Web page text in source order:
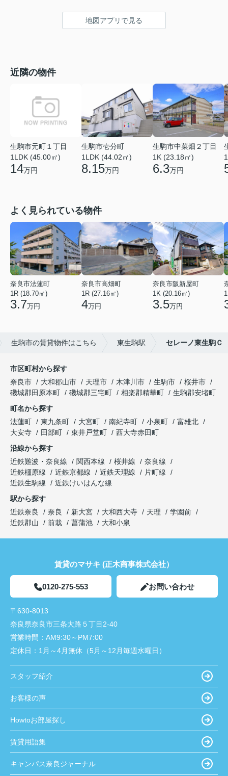
地図アプリで見る
近隣の物件
生駒市元町１丁目
1LDK (45.00㎡)
14万円
生駒市壱分町
1LDK (44.02㎡)
8.15万円
生駒市中菜畑２丁目
1K (23.18㎡)
6.3万円
よく見られている物件
奈良市法蓮町
1R (18.70㎡)
3.7万円
奈良市高畑町
1R (27.16㎡)
4万円
奈良市阪新屋町
1K (20.16㎡)
3.5万円
生駒市の賃貸物件はこちら 東生駒駅 セレーノ東生駒Ｃ
市区町村から探す
奈良市
大和郡山市 天理市 木津川市 生駒市
桜井市
磯城郡田原本町
磯城郡三宅町 相楽郡精華町
生駒郡安堵町
町名から探す
法蓮町
東九条町 大宮町 南紀寺町 小泉町
富雄北
大安寺
田部町 東井戸堂町
西大寺赤田町
沿線から探す
近鉄難波・奈良線
関西本線 桜井線
奈良線
近鉄橿原線
近鉄京都線 近鉄天理線
片町線
近鉄生駒線
近鉄けいはんな線
駅から探す
近鉄奈良
奈良 新大宮 大和西大寺 天理
学園前
近鉄郡山
前栽 菖蒲池 大和小泉
賃貸のマサキ (正木商事株式会社）
0120-275-553 お問い合わせ
〒630-8013
奈良県奈良市三条大路５丁目2-40
営業時間： AM9:30～PM7:00
定休日： 1月～4月無休（5月～12月毎週水曜日）
スタッフ紹介
お客様の声
Howtoお部屋探し
賃貸用語集
キャンパス奈良ジャーナル